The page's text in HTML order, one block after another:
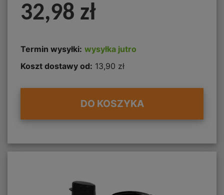
32,98 zł
Termin wysyłki: wysyłka jutro
Koszt dostawy od: 13,90 zł
DO KOSZYKA